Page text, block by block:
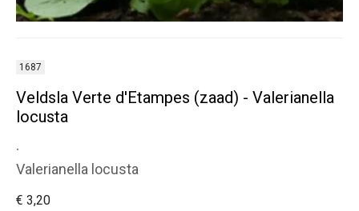
1687
Veldsla Verte d'Etampes (zaad) - Valerianella
locusta
.
Valerianella locusta
€ 3,20